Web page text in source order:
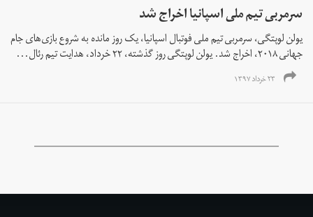
سرمربی تیم ملی اسپانیا اخراج شد
یولن لوپتگی، سرمربی تیم ملی فوتبال اسپانیا، یک روز مانده به شروع بازی‌های جام
جهانی ۲۰۱۸، اخراج شد. یولن لوپتگی روز گذشته، ۲۲ خرداد، هدایت تیم رئال...
۲۳ خرداد ۱۳۹۷